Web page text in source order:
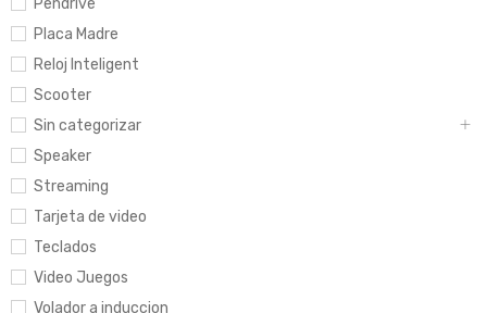
Placa Madre
Reloj Inteligent
Scooter
Sin categorizar
Speaker
Streaming
Tarjeta de video
Teclados
Video Juegos
Volador a induccion